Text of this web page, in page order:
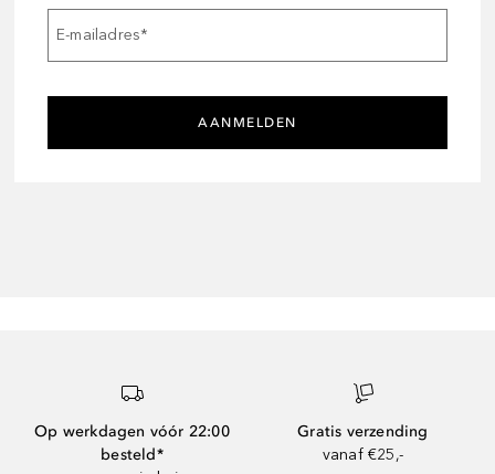
E-mailadres*
AANMELDEN
Op werkdagen vóór 22:00
besteld*
Gratis verzending
vanaf €25,-